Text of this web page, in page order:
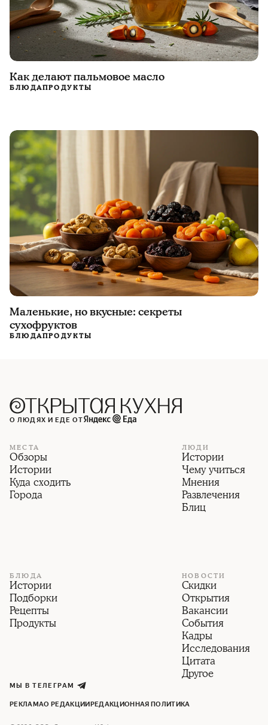
Как делают пальмовое масло
БЛЮДАПРОДУКТЫ
Маленькие, но вкусные: секреты
сухофруктов
БЛЮДАПРОДУКТЫ
О ЛЮДЯХ И ЕДЕ ОТ
МЕСТА
Обзоры
Истории
Куда сходить
Города
ЛЮДИ
Истории
Чему учиться
Мнения
Развлечения
Блиц
БЛЮДА
Истории
Подборки
Рецепты
Продукты
НОВОСТИ
Скидки
Открытия
Вакансии
События
Кадры
Исследования
Цитата
Другое
МЫ В ТЕЛЕГРАМ
РЕКЛАМАО РЕДАКЦИИ РЕДАКЦИОННАЯ ПОЛИТИКА